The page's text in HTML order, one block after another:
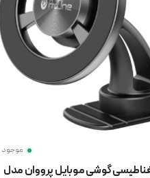
موجود
گوشی موبایل پرووان مدل